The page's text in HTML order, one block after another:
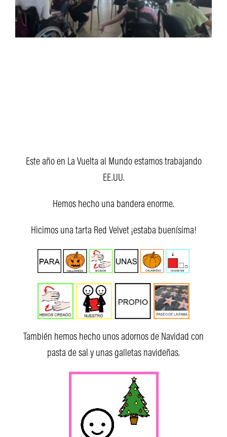
Este año en La Vuelta al Mundo estamos trabajando
EE.UU.
Hemos hecho una bandera enorme.
Hicimos una tarta Red Velvet ¡estaba buenísima!
También hemos hecho unos adornos de Navidad con
pasta de sal y unas galletas navideñas.